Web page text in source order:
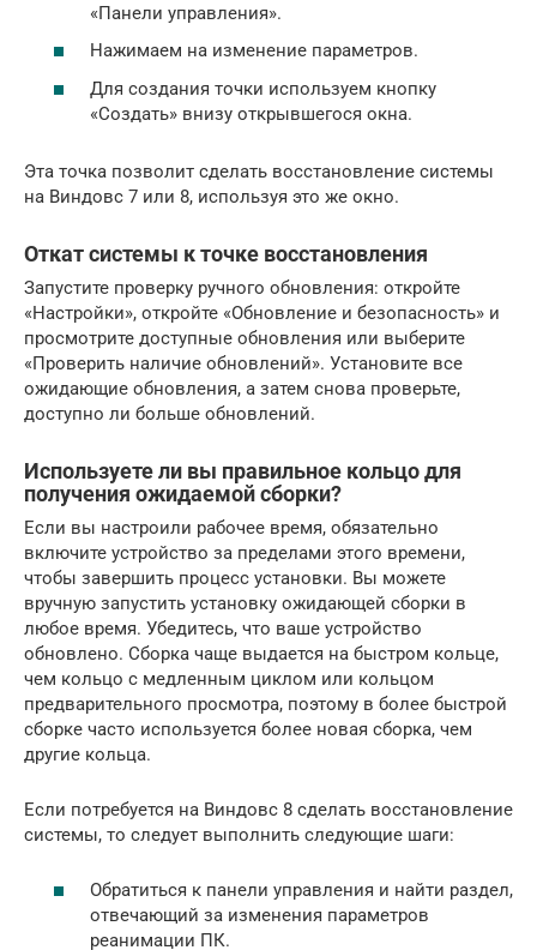
«Панели управления».
Нажимаем на изменение параметров.
Для создания точки используем кнопку
«Создать» внизу открывшегося окна.
Эта точка позволит сделать восстановление системы
на Виндовс 7 или 8, используя это же окно.
Откат системы к точке восстановления
Запустите проверку ручного обновления: откройте
«Настройки», откройте «Обновление и безопасность» и
просмотрите доступные обновления или выберите
«Проверить наличие обновлений». Установите все
ожидающие обновления, а затем снова проверьте,
доступно ли больше обновлений.
Используете ли вы правильное кольцо для
получения ожидаемой сборки?
Если вы настроили рабочее время, обязательно
включите устройство за пределами этого времени,
чтобы завершить процесс установки. Вы можете
вручную запустить установку ожидающей сборки в
любое время. Убедитесь, что ваше устройство
обновлено. Сборка чаще выдается на быстром кольце,
чем кольцо с медленным циклом или кольцом
предварительного просмотра, поэтому в более быстрой
сборке часто используется более новая сборка, чем
другие кольца.
Если потребуется на Виндовс 8 сделать восстановление
системы, то следует выполнить следующие шаги:
Обратиться к панели управления и найти раздел,
отвечающий за изменения параметров
реанимации ПК.